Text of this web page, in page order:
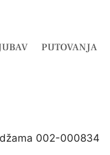
PUTOVANJA
002-000834